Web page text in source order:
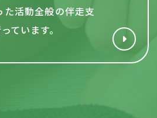
た活動全般の伴走支
ています。